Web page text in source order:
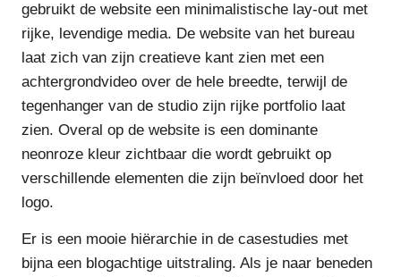
gebruikt de website een minimalistische lay-out met
rijke, levendige media. De website van het bureau
laat zich van zijn creatieve kant zien met een
achtergrondvideo over de hele breedte, terwijl de
tegenhanger van de studio zijn rijke portfolio laat
zien. Overal op de website is een dominante
neonroze kleur zichtbaar die wordt gebruikt op
verschillende elementen die zijn beïnvloed door het
logo.
Er is een mooie hiërarchie in de casestudies met
bijna een blogachtige uitstraling. Als je naar beneden